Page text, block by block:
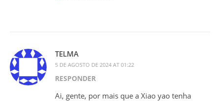
TELMA
5 DE AGOSTO DE 2024 AT 01:22
RESPONDER
Ai, gente, por mais que a Xiao yao tenha